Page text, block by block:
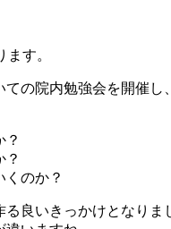
す。
の院内勉強会を開催し、
？
？
くのか？
良いきっかけとなりま